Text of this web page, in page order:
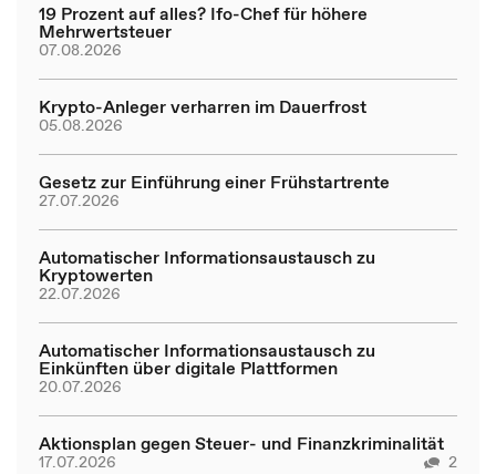
19 Prozent auf alles? Ifo-Chef für höhere
Mehrwertsteuer
07.08.2026
Krypto-Anleger verharren im Dauerfrost
05.08.2026
Gesetz zur Einführung einer Frühstartrente
27.07.2026
Automatischer Informationsaustausch zu
Kryptowerten
22.07.2026
Automatischer Informationsaustausch zu
Einkünften über digitale Plattformen
20.07.2026
Aktionsplan gegen Steuer- und Finanzkriminalität
17.07.2026 2